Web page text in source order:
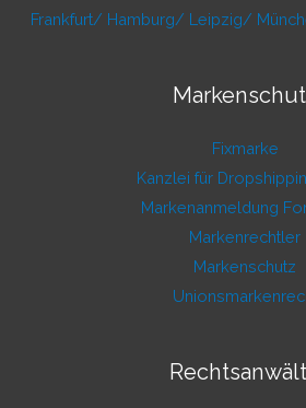
Frankfurt/ Hamburg/ Leipzig/
Fixmarke
Kanzlei für
Markenanmeldung
Markenrechtler
Markenschutz